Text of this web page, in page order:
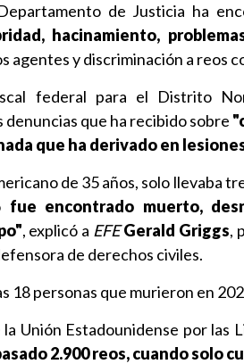
de Justicia ha
hacinamiento,
agentes y discriminación a reos
federal para el Distrito
que ha recibido sobre
que ha derivado en
de 35 años, solo llevaba
fue encontrado muerto,
, explicó a EFE Gerald Griggs,
de derechos civiles.
18 personas que murieron en
Unión Estadounidense por las
2.900 reos, cuando solo